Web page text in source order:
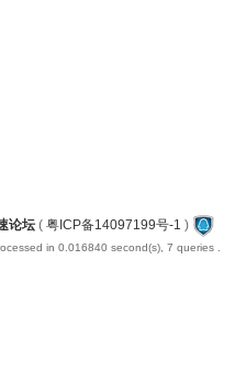
论坛( 粤ICP备14097199号-1 )
in 0.016840 second(s), 7 queries .